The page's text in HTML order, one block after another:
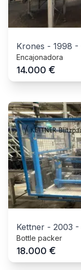
Krones - 1998 -
Encajonadora
14.000 €
Kettner - 2003 -
Bottle packer
18.000 €